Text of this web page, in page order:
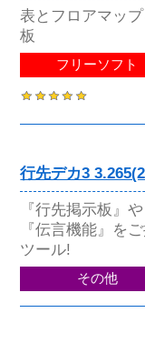
表とフロアマッ
板
フリーソフト
行先デカ3
『行先掲示板』
『伝言機能』を
ツール!
その他